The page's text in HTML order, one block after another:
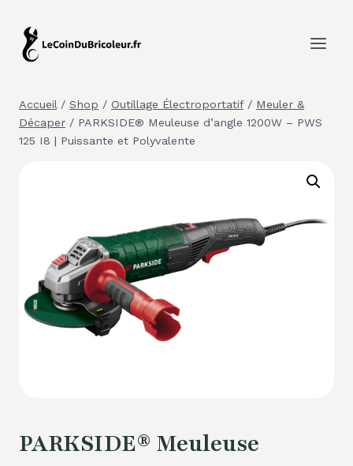
contenu
Accueil / Shop / Outillage Électroportatif / Meuler &
Décaper / PARKSIDE® Meuleuse d’angle 1200W – PWS
125 I8 | Puissante et Polyvalente
PARKSIDE® Meuleuse